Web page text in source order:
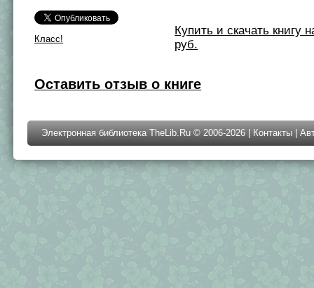
Класс!
Купить и скачать книгу
руб.
Оставить отзыв о книге
Электронная библиотека TheLib.Ru © 2006-2026 | Контакты |